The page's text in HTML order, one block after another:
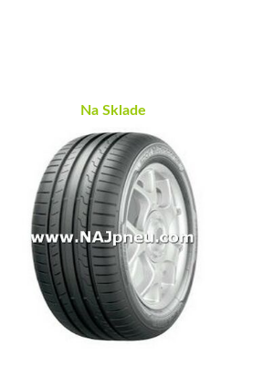
Na Sklade